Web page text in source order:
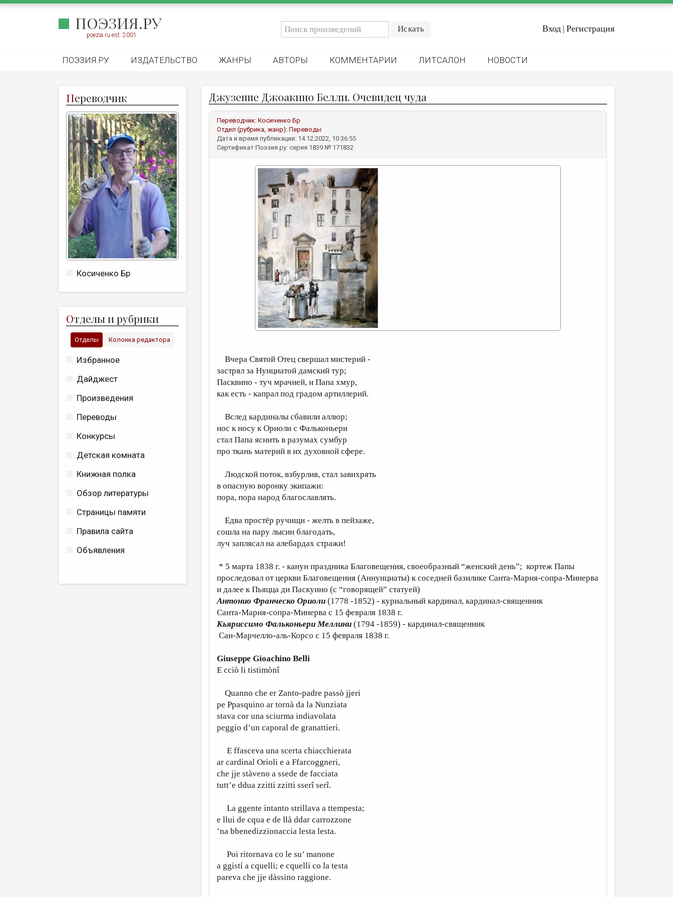
ПОЭЗИЯ.РУ
poezia.ru est. 2001
Вход | Регистрация
ПОЭЗИЯ.РУ ИЗДАТЕЛЬСТВО ЖАНРЫ АВТОРЫ КОММЕНТАРИИ ЛИТСАЛОН НОВОСТИ
Переводчик
Косиченко Бр
Отделы и рубрики
Отделы Колонка редактора
Избранное
Дайджест
Произведения
Переводы
Конкурсы
Детская комната
Книжная полка
Обзор литературы
Страницы памяти
Правила сайта
Объявления
Джузеппе Джоакино Белли. Очевидец чуда
Переводчик: Косиченко Бр
Отдел (рубрика, жанр): Переводы
Дата и время публикации: 14.12.2022, 10:36:55
Сертификат Поэзия.ру: серия 1839 № 171832
Вчера Святой Отец свершал мистерий -
застрял за Нунциатой дамский тур;
Пасквино - туч мрачней, и Папа хмур,
как есть - капрал под градом артиллерий.
Вслед кардиналы сбавили аллюр;
нос к носу к Ориоли c Фальконьери
стал Папа яснить в разумах сумбур
про ткань материй в их духовной сфере.
Людской поток, взбурлив, стал завихрять
в опасную воронку экипажи:
пора, пора народ благославлять.
Едва простёр ручищи - желть в пейзаже,
сошла на пару лысин благодать,
луч заплясал на алебардах стражи!
* 5 марта 1838 г. - канун праздника Благовещения, своеобразный “женский день”; кортеж Папы
проследовал от церкви Благовещения (Аннунциаты) к соседней базилике Санта-Мария-сопра-Минерва
и далее к Пьяцца ди Паскуино (c “говорящей” статуей)
Антонио Франческо Ориоли (1778 -1852) - куриальный кардинал, кардинал-священник
Санта-Мария-сопра-Минерва с 15 февраля 1838 г.
Кьяриссимо Фальконьери Меллини (1794 -1859) - кардинал-священник
Сан-Марчелло-аль-Корсо с 15 февраля 1838 г.
Giuseppe Gioachino Belli
E cciò li tistimònî
Quanno che er Zanto-padre passò jjeri
pe Ppasquino ar tornà da la Nunziata
stava cor una sciurma indiavolata
peggio d’un caporal de granattieri.
E ffasceva una scerta chiacchierata
ar cardinal Orioli e a Ffarcoggneri,
che jje stàveno a ssede de facciata
tutt’e ddua zzitti zzitti sserî serî.
La ggente intanto strillava a ttempesta;
e llui de cqua e de llà ddar carrozzone
’na bbenedizzionaccia lesta lesta.
Poi ritornava co le su’ manone
a ggistí a cquelli; e cquelli co la testa
pareva che jje dàssino raggione.